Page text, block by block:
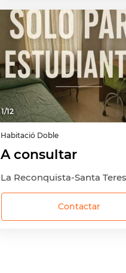
1/12
Habitació Doble
A consultar
Contactar